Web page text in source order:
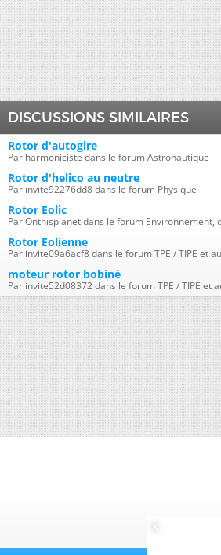
DISCUSSIONS SIMILAIRES
Rotor d'autogire
Par harmoniciste dans le forum Astronautique
Rotor d'helico au neutre
Par invite92276dd8 dans le forum Physique
Rotor Eolic
Par Onthisplanet dans le forum
Rotor Eolienne
Par invite09a6acf8 dans le forum TPE / TIPE et
moteur rotor bobiné
Par invite52d08372 dans le forum TPE / TIPE et